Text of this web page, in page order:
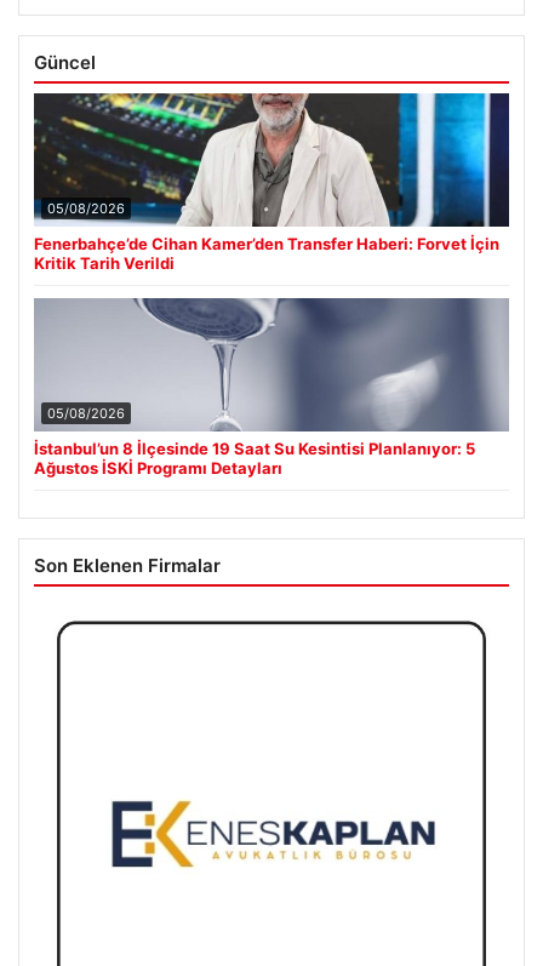
Güncel
05/08/2026
Fenerbahçe’de Cihan Kamer’den Transfer Haberi: Forvet İçin
Kritik Tarih Verildi
İstanbul’un 8 İlçesinde 19 Saat Su Kesintisi Planlanıyor: 5
Ağustos İSKİ Programı Detayları
Son Eklenen Firmalar